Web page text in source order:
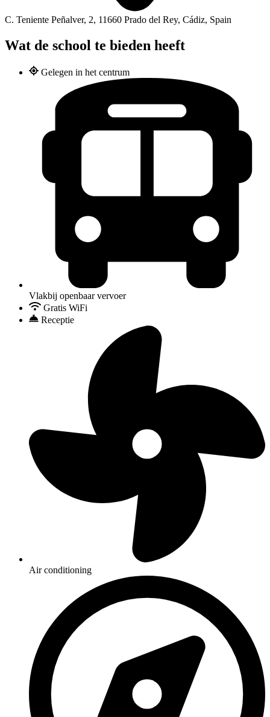
C. Teniente Peñalver, 2, 11660 Prado del Rey, Cádiz, Spain
Wat de school te bieden heeft
Gelegen in het centrum
Vlakbij openbaar vervoer
Gratis WiFi
Receptie
Air conditioning